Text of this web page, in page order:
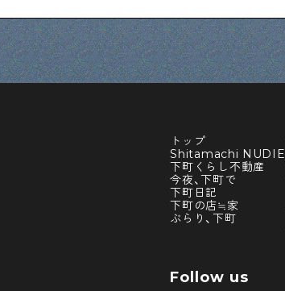
トップ
Shitamachi NUDIE
下町くらし不動産
今夜、下町で
下町日記
下町の店≒家
ぶらり、下町
Follow us